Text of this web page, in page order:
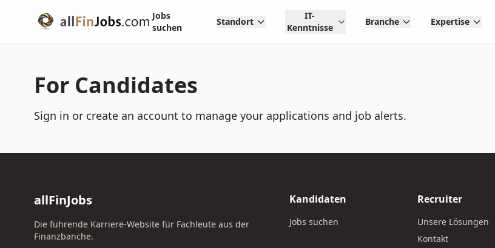
Jobs
suchen
Standort
IT-
Kenntnisse
Branche Expertise
For Candidates
Sign in or create an account to manage your applications and job alerts.
allFinJobs
Die führende Karriere-Website für Fachleute aus der
Finanzbanche.
Kandidaten
Jobs suchen
Recruiter
Unsere Lösungen
Kontakt